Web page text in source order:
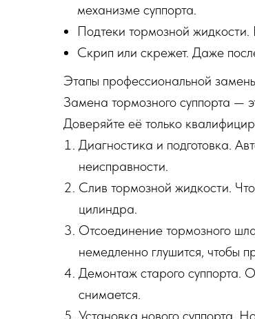
механизме суппорта.
Подтеки тормозной
Скрип или скрежет. Даже
Этапы профессиональной
Замена тормозного суппорта —
Доверяйте её только
Диагностика и подготовка.
неисправности.
Слив тормозной жидкости.
цилиндра.
Отсоединение тормозного
немедленно глушится, чтобы
Демонтаж старого суппорта.
снимается.
Установка нового суппорта.